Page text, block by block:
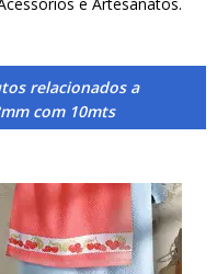
relacionados a
com 10mts